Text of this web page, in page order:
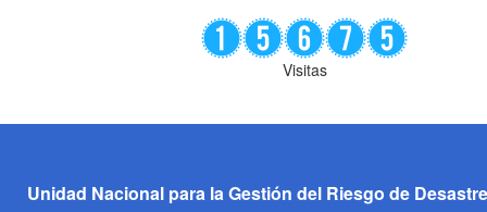
Visitas
Unidad Nacional para la Gestión del Riesgo de